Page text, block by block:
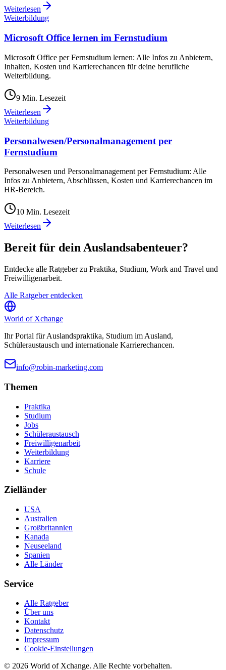
Weiterlesen
Weiterbildung
Microsoft Office lernen im Fernstudium
Microsoft Office per Fernstudium lernen: Alle Infos zu Anbietern,
Inhalten, Kosten und Karrierechancen für deine berufliche
Weiterbildung.
9 Min. Lesezeit
Weiterlesen
Weiterbildung
Personalwesen/Personalmanagement per
Fernstudium
Personalwesen und Personalmanagement per Fernstudium: Alle
Infos zu Anbietern, Abschlüssen, Kosten und Karrierechancen im
HR-Bereich.
10 Min. Lesezeit
Weiterlesen
Bereit für dein Auslandsabenteuer?
Entdecke alle Ratgeber zu Praktika, Studium, Work and Travel und
Freiwilligenarbeit.
Alle Ratgeber entdecken
World of Xchange
Ihr Portal für Auslandspraktika, Studium im Ausland,
Schüleraustausch und internationale Karrierechancen.
info@robin-marketing.com
Themen
Praktika
Studium
Jobs
Schüleraustausch
Freiwilligenarbeit
Weiterbildung
Karriere
Schule
Zielländer
USA
Australien
Großbritannien
Kanada
Neuseeland
Spanien
Alle Länder
Service
Alle Ratgeber
Über uns
Kontakt
Datenschutz
Impressum
Cookie-Einstellungen
© 2026 World of Xchange. Alle Rechte vorbehalten.